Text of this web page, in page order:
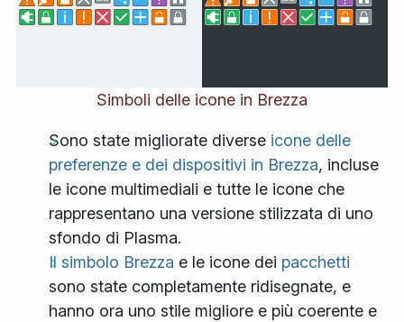
Simboli delle icone in Brezza
Sono state migliorate diverse icone delle
preferenze e dei dispositivi in Brezza, incluse
le icone multimediali e tutte le icone che
rappresentano una versione stilizzata di uno
sfondo di Plasma.
Il simbolo Brezza e le icone dei pacchetti
sono state completamente ridisegnate, e
hanno ora uno stile migliore e più coerente e